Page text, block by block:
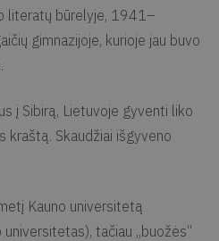
literatų būrelyje, 1941–
gimnazijoje, kurioje jau buvo
į Sibirą, Lietuvoje gyventi liko
kraštą. Skaudžiai išgyveno
Kauno universitetą
tačiau „buožės“